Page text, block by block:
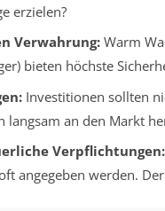
erzielen?
Verwahrung:Warm
bieten höchste
Investitionen sollten
langsam an den Markt
Verpflichtungen:
angegeben werden.